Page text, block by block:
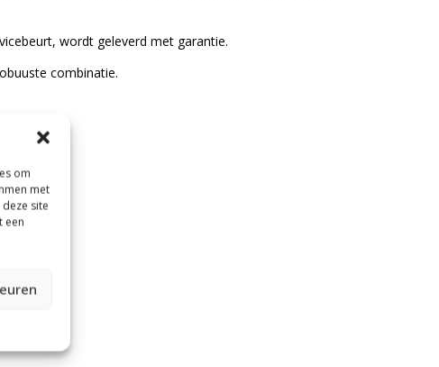
om
met
site
een
wordt geleverd met garantie.
combinatie.